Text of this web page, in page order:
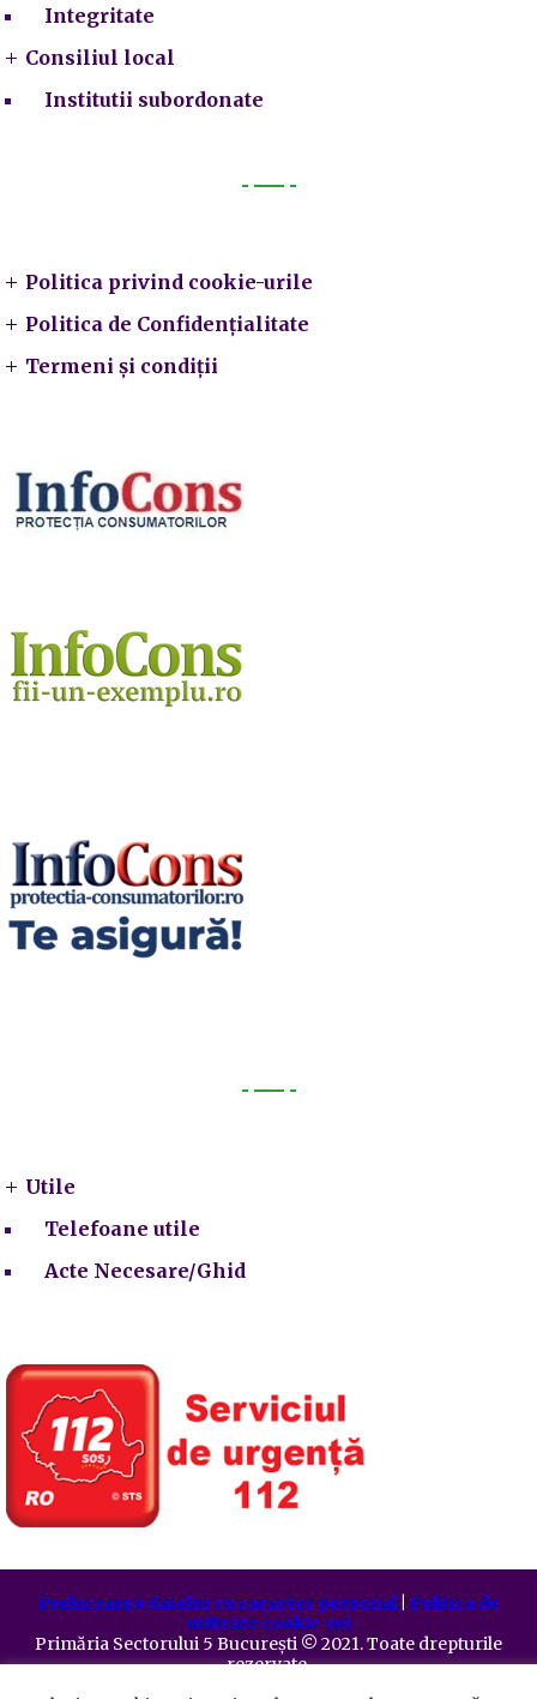
Integritate
Consiliul local
Institutii subordonate
Politica privind cookie-urile
Politica de Confidențialitate
Termeni și condiții
Utile
Telefoane utile
Acte Necesare/Ghid
Prelucrarea datelor cu caracter personal| Politica de
utilizare cookie-uri
Primăria Sectorului 5 București ©️ 2021. Toate drepturile
rezervate.